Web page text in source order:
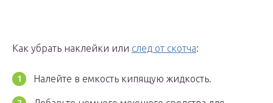
Как убрать наклейки или след от скотча:
Налейте в емкость кипящую жидкость.